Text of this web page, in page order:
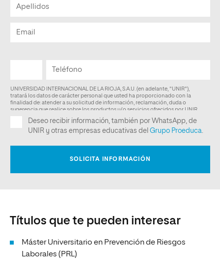
Títulos que te pueden interesar
Máster Universitario en Prevención de Riesgos
Laborales (PRL)